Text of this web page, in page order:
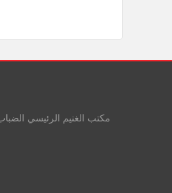
مكتب الغنيم الرئيسي